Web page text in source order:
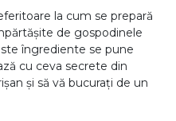
la cum se prepară
de gospodinele
îngrediente se pune
cu ceva secrete din
și să vă bucurați de un